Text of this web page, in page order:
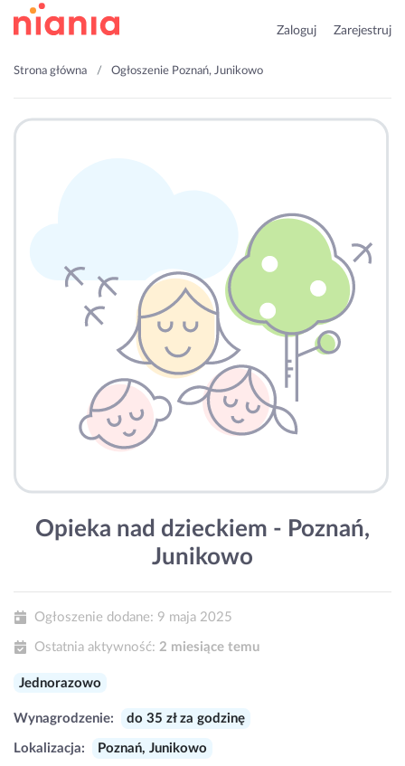
Zaloguj Zarejestruj
Strona główna Ogłoszenie Poznań, Junikowo
Opieka nad dzieckiem - Poznań,
Junikowo
Ogłoszenie dodane: 9 maja 2025
Ostatnia aktywność: 2 miesiące temu
Jednorazowo
Wynagrodzenie: do 35 zł za godzinę
Lokalizacja: Poznań, Junikowo